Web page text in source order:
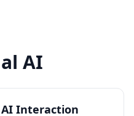
AI
Interaction